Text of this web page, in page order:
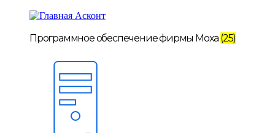
Программное обеспечение фирмы Moxa (25)